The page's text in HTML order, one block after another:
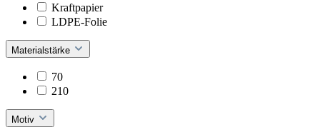
Kraftpapier
LDPE-Folie
Materialstärke
70
210
Motiv